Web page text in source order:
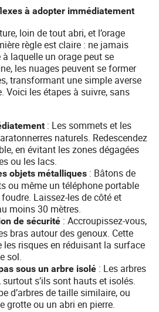
à adopter immédiatement
loin de tout abri, et l’orage
règle est claire : ne jamais
laquelle un orage peut se
les nuages peuvent se former
transformant une simple averse
Voici les étapes à suivre, sans
: Les sommets et les
naturels. Redescendez
en évitant les zones dégagées
ou les lacs.
objets métalliques : Bâtons de
ou même un téléphone portable
Laissez-les de côté et
moins 30 mètres.
de sécurité : Accroupissez-vous,
bras autour des genoux. Cette
risques en réduisant la surface
sol.
sous un arbre isolé : Les arbres
s’ils sont hauts et isolés.
d’arbres de taille similaire, ou
grotte ou un abri en pierre.